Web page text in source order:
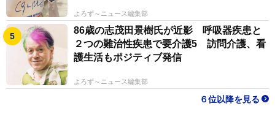
よろず～ニュース編集部
86歳の志茂田景樹氏が近影 呼吸器疾患と
２つの難治性疾患で要介護5 訪問介護、看
護生活もポジティブ発信
よろず～ニュース編集部
６位以降を見る